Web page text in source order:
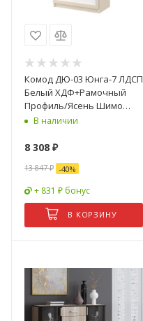
Комод ДЮ-03 Юнга-7 ЛДСП
Белый ХДФ+Рамочный
Профиль/Ясень Шимо
Светлый (Д-750 x В-770 x
В наличии
8 308 ₽
13 847₽ -40%
+ 831 ₽ бонус
В КОРЗИНУ